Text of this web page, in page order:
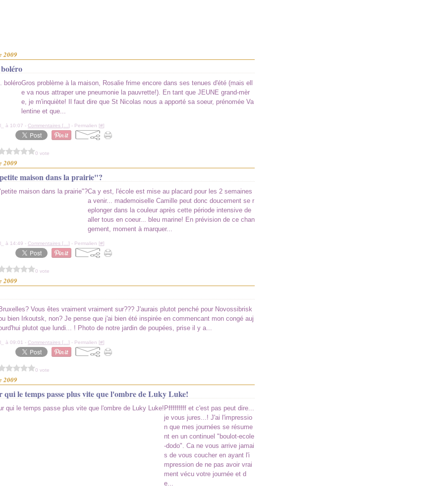
2009
Gros problème à la maison, Rosalie frime encore dans ses tenues d'été (mais ell
e va nous attraper une pneumonie la pauvrette!). En tant que JEUNE grand-mèr
e, je m'inquiète! Il faut dire que St Nicolas nous a apporté sa soeur, prénomée Va
lentine et que...
à 10:07 - Commentaires [ ] - Permalien [#]
0 vote
2009
maison dans la prairie"?
Ca y est, l'école est mise au placard pour les 2 semaines
a venir... mademoiselle Camille peut donc doucement se r
eplonger dans la couleur après cette période intensive de
aller tous en coeur... bleu marine! En prévision de ce chan
gement, moment à marquer...
à 14:49 - Commentaires [ ] - Permalien [#]
0 vote
2009
Bruxelles? Vous êtes vraiment vraiment sur??? J'aurais plutot penché pour Novossibrisk
bien Irkoutsk, non? Je pense que j'ai bien été inspirée en commencant mon congé auj
plutot que lundi... ! Photo de notre jardin de poupées, prise il y a...
à 09:01 - Commentaires [ ] - Permalien [#]
0 vote
2009
qui le temps passe plus vite que l'ombre de Luky Luke!
Pfffffffff et c'est pas peut dire...
je vous jures...! J'ai l'impressio
n que mes journées se résume
nt en un continuel "boulot-ecole
-dodo". Ca ne vous arrive jamai
s de vous coucher en ayant l'i
mpression de ne pas avoir vrai
ment vécu votre journée et d
e...